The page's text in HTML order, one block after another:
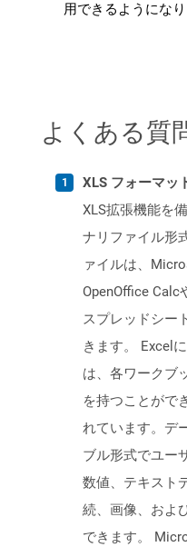
用できるようになり
よくある質
XLS フォーマッ
XLS拡張機能を
ナリファイル形
ァイルは、
OpenOffice Calc
スプレッドシー
きます。 Excel
は、各ワークブ
を持つことがで
れています。デ
ブル形式でユー
数値、テキスト
続、画像、およ
できます。